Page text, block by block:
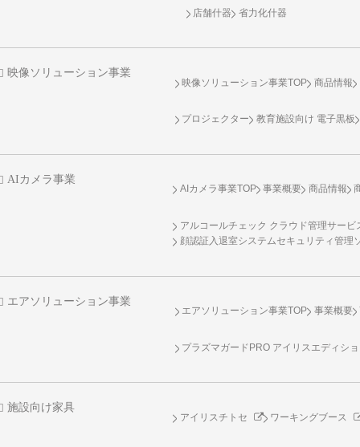
店舗什器 省力化什器
映像ソリューション事業
映像ソリューション事業TOP 商品情報
プロジェクター 教育施設向け 電子黒板
AIカメラ事業
AIカメラ事業TOP 事業概要 商品情報
アルコールチェック クラウド管理サービ
顔認証入退室システムセキュリティ管理
エアソリューション事業
エアソリューション事業TOP 事業概要
プラズマガードPRO アイリスエディシ
施設向け家具
アイリスチトセ ワーキングブース